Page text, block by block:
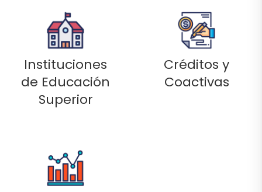
Instituciones
de Educación
Superior
Créditos y
Coactivas